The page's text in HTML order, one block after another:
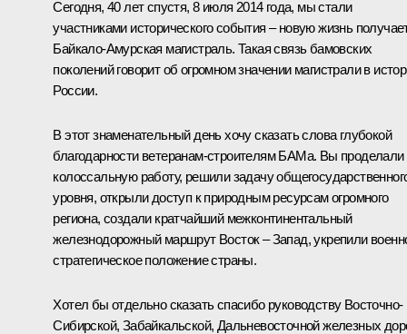
Сегодня, 40 лет спустя, 8 июля 2014 года, мы стали
участниками исторического события – новую жизнь
Байкало-Амурская магистраль. Такая связь бамовских
поколений говорит об огромном значении магистрали в
России.
В этот знаменательный день хочу сказать слова глубокой
благодарности ветеранам-строителям БАМа. Вы проделали
колоссальную работу, решили задачу
уровня, открыли доступ к природным ресурсам огромного
региона, создали кратчайший межконтинентальный
железнодорожный маршрут Восток – Запад, укрепили
стратегическое положение страны.
Хотел бы отдельно сказать спасибо руководству Восточно-
Сибирской, Забайкальской, Дальневосточной железных